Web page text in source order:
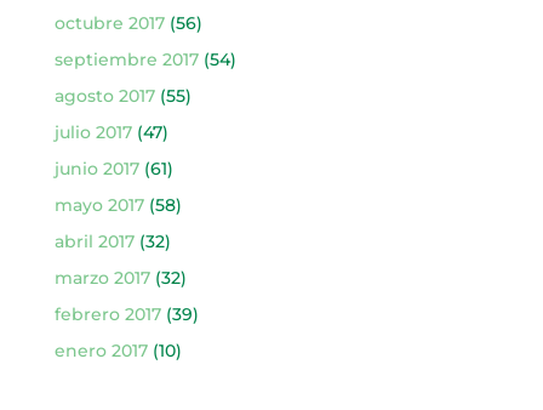
octubre 2017(56)
septiembre 2017(54)
agosto 2017(55)
julio 2017(47)
junio 2017(61)
mayo 2017(58)
abril 2017(32)
marzo 2017(32)
febrero 2017(39)
enero 2017(10)